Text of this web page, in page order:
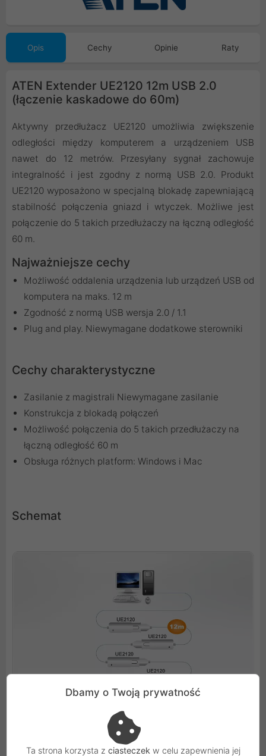
Opis Cechy Opinie Raty
ATEN Extender UE2120 12m USB 2.0
(łączenie kaskadowe do 60m)
Aktywny przedłużacz UE2120 umożliwia zwiększenie
odległości między komputerem a urządzeniem USB
nawet do 12 metrów. Przesyłany sygnał zachowuje
integralność i jest zgodny z normą USB 2.0. Produkt
UE2120 wyposażono w specjalną blokadę zapewniającą
stabilność połączenia gniazd i wtyczek. Możliwe jest
połączenie do 5 takich przedłużaczy na łączną odległość
60 m.
Najważniejsze cechy
Możliwość oddalenia urządzenia lub urządzeń USB od
komputera na maks. 12 m
Zgodność z normą USB wersja 2.0 / 1.1
Plug and play. Niewymagane dodatkowe sterowniki
Cechy charakterystyczne
Zasilanie z magistrali Niewymagane zasilanie
Konstrukcja z blokadą połączeń
Możliwość połączenia do 5 takich przedłużaczy na
łączną odległość 60 m
Obsługa różnych platform: Windows i Mac
Schemat
Dbamy o Twoją prywatność
Ta strona korzysta z ciasteczek w celu zapewnienia jej